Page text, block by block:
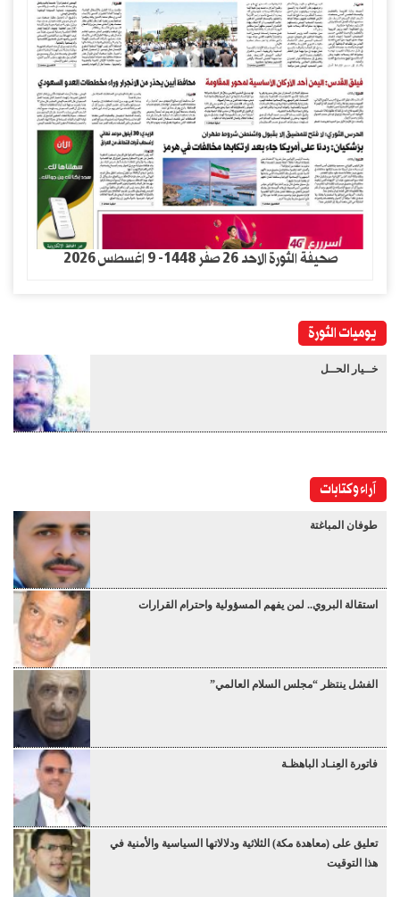
صحيفة الثورة الاحد 26 صفر 1448- 9 اغسطس 2026
يوميات الثورة
خــيار الحــل
آراء وكتابات
طوفان المباغتة
استقالة البروي.. لمن يفهم المسؤولية واحترام القرارات
الفشل ينتظر “مجلس السلام العالمي”
فاتورة العِنـاد الباهظـة
تعليق على (معاهدة مكة) الثلاثية ودلالاتها السياسية والأمنية في
هذا التوقيت